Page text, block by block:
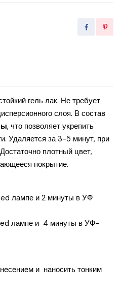
гель лак. Не требует
слоя. В состав
, что позволяет укрепить
Удаляется за 3-5 минут, при
плотный цвет,
покрытие.
лампе и 2 минуты в УФ
лампе и 4 минуты в УФ-
и наносить тонким